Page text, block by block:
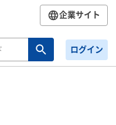
企業サイト
ログイン